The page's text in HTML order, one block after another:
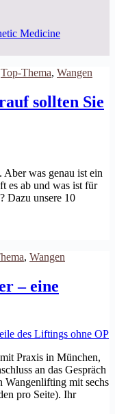
Top-Thema, Wangen
sollten Sie
was genau ist ein
es ab und was ist für
Dazu unsere 10
, Wangen
– eine
Praxis in München,
an das Gespräch
Wangenlifting mit sechs
pro Seite). Ihr